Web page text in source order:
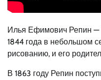
Илья Ефимович Репин —
1844 года в небольшом
рисованию, и его
В 1863 году Репин